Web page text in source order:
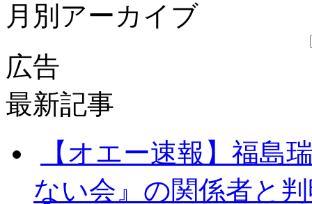
月別アーカイブ
広告
最新記事
【オエー速報】福島
ない会』の関係者と